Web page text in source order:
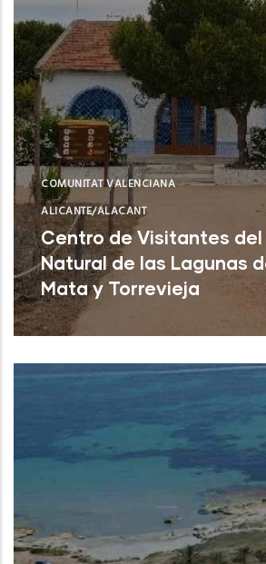
COMUNITAT VALENCIANA
ALICANTE/ALACANT
Centro de Visitantes del
Natural de las Lagunas
Mata y Torrevieja
Torrevieja (Alicante)